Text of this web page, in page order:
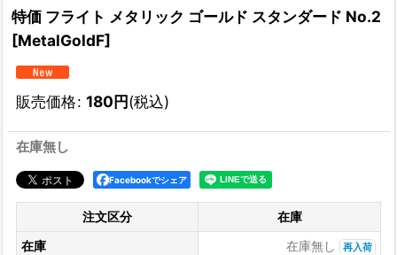
特価 フライト メタリック ゴールド スタンダード No.2
[MetalGoldF]
販売価格: 180円(税込)
在庫無し
Facebookでシェア
注文区分
在庫
在庫
在庫無し 再入荷